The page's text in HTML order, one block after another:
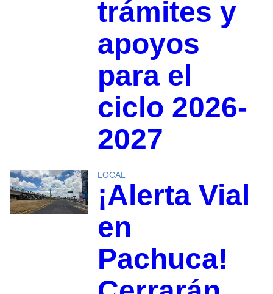
trámites y
apoyos
para el
ciclo 2026-
2027
LOCAL
¡Alerta Vial
en
Pachuca!